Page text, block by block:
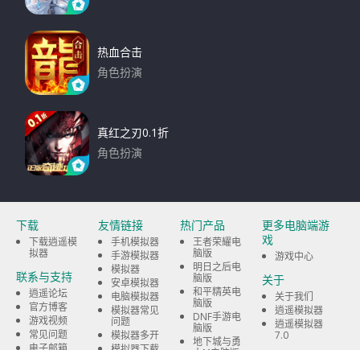
热血合击
角色扮演
真红之刃0.1折
角色扮演
下载
下载逍遥模
拟器
联系与支持
逍遥论坛
官方博客
游戏视频
常见问题
友情链接
手机模拟器
手游模拟器
模拟器
安卓模拟器
电脑模拟器
模拟器常见
问题
模拟器多开
热门产品
王者荣耀电
脑版
明日之后电
脑版
和平精英电
脑版
DNF手游电
脑版
地下城与勇
更多电脑端游
戏
游戏中心
关于
关于我们
逍遥模拟器
逍遥模拟器
7.0